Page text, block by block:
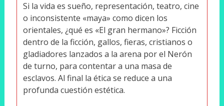
Si la vida es sueño, representación, teatro, cine
o inconsistente «maya» como dicen los
orientales, ¿qué es «El gran hermano»? Ficción
dentro de la ficción, gallos, fieras, cristianos o
gladiadores lanzados a la arena por el Nerón
de turno, para contentar a una masa de
esclavos. Al final la ética se reduce a una
profunda cuestión estética.